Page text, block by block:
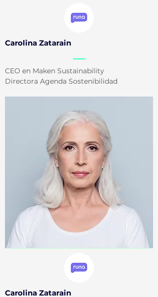
Carolina Zatarain
CEO en Maken Sustainability
Directora Agenda Sostenibilidad
Carolina Zatarain